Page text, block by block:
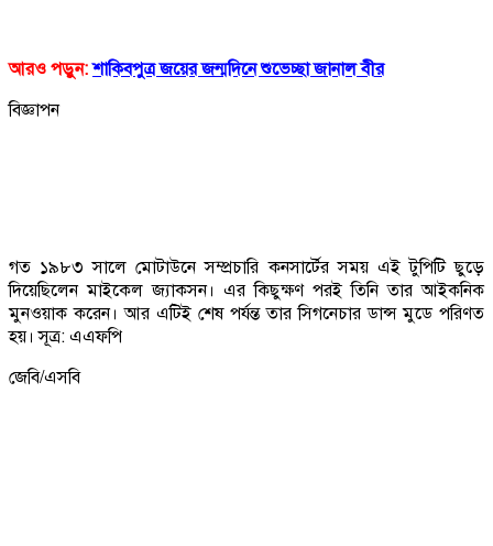
আরও পড়ুন:শাকিবপুত্র জয়ের জন্মদিনে শুভেচ্ছা জানাল বীর
বিজ্ঞাপন
গত ১৯৮৩ সালে মোটাউনে সম্প্রচারি কনসার্টের সময় এই টুপিটি ছুড়ে
দিয়েছিলেন মাইকেল জ্যাকসন। এর কিছুক্ষণ পরই তিনি তার আইকনিক
মুনওয়াক করেন। আর এটিই শেষ পর্যন্ত তার সিগনেচার ডান্স মুডে পরিণত
হয়। সূত্র: এএফপি
জেবি/এসবি